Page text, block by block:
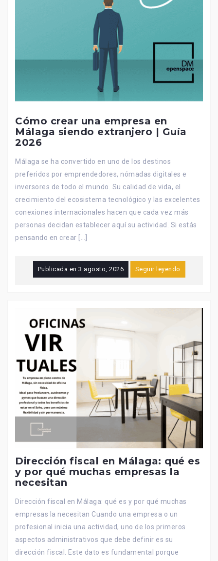
Cómo crear una empresa en
Málaga siendo extranjero | Guía
2026
Málaga se ha convertido en uno de los destinos
preferidos por emprendedores, nómadas digitales e
inversores de todo el mundo. Su calidad de vida, el
crecimiento del ecosistema tecnológico y las excelentes
conexiones internacionales hacen que cada vez más
personas decidan establecer aquí su actividad. Si estás
pensando en crear […]
Publicada en 3 agosto, 2026 Seguir leyendo
Dirección fiscal en Málaga: qué es
y por qué muchas empresas la
necesitan
Dirección fiscal en Málaga: qué es y por qué muchas
empresas la necesitan Cuando una empresa o un
profesional inicia una actividad, uno de los primeros
aspectos administrativos que debe definir es su
dirección fiscal. Este dato es fundamental porque